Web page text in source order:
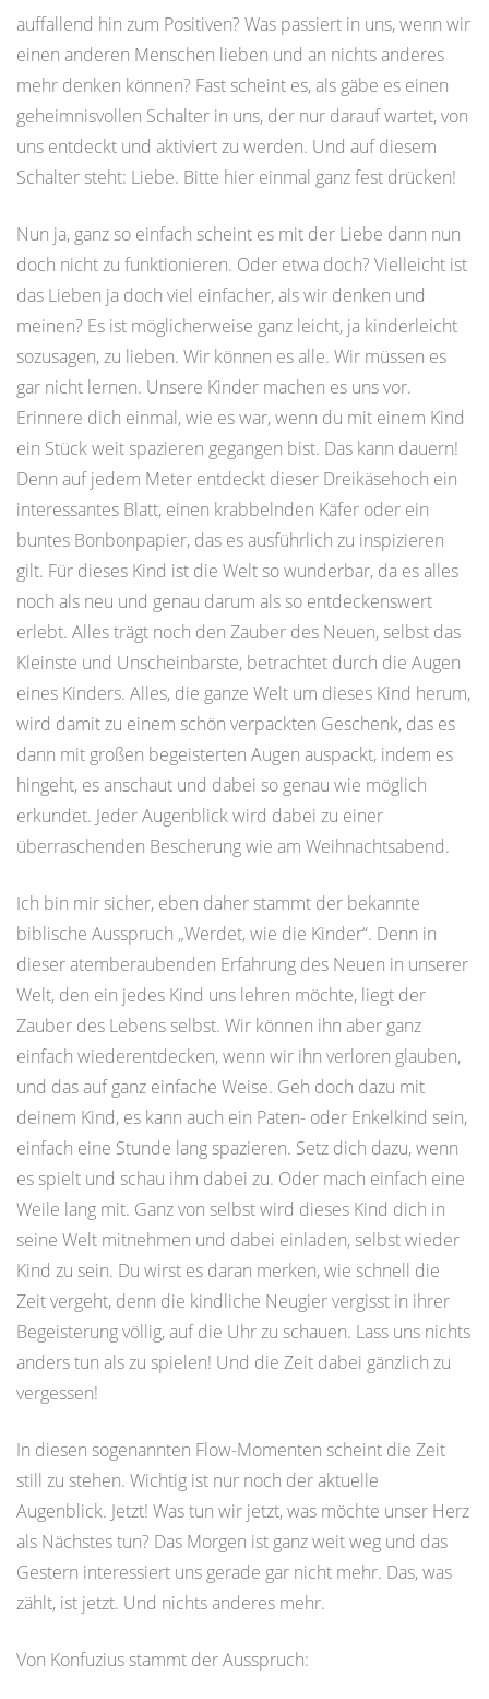
auffallend hin zum Positiven? Was passiert in uns, wenn wir
einen anderen Menschen lieben und an nichts anderes
mehr denken können? Fast scheint es, als gäbe es einen
geheimnisvollen Schalter in uns, der nur darauf wartet, von
uns entdeckt und aktiviert zu werden. Und auf diesem
Schalter steht: Liebe. Bitte hier einmal ganz fest drücken!
Nun ja, ganz so einfach scheint es mit der Liebe dann nun
doch nicht zu funktionieren. Oder etwa doch? Vielleicht ist
das Lieben ja doch viel einfacher, als wir denken und
meinen? Es ist möglicherweise ganz leicht, ja kinderleicht
sozusagen, zu lieben. Wir können es alle. Wir müssen es
gar nicht lernen. Unsere Kinder machen es uns vor.
Erinnere dich einmal, wie es war, wenn du mit einem Kind
ein Stück weit spazieren gegangen bist. Das kann dauern!
Denn auf jedem Meter entdeckt dieser Dreikäsehoch ein
interessantes Blatt, einen krabbelnden Käfer oder ein
buntes Bonbonpapier, das es ausführlich zu inspizieren
gilt. Für dieses Kind ist die Welt so wunderbar, da es alles
noch als neu und genau darum als so entdeckenswert
erlebt. Alles trägt noch den Zauber des Neuen, selbst das
Kleinste und Unscheinbarste, betrachtet durch die Augen
eines Kinders. Alles, die ganze Welt um dieses Kind herum,
wird damit zu einem schön verpackten Geschenk, das es
dann mit großen begeisterten Augen auspackt, indem es
hingeht, es anschaut und dabei so genau wie möglich
erkundet. Jeder Augenblick wird dabei zu einer
überraschenden Bescherung wie am Weihnachtsabend.
Ich bin mir sicher, eben daher stammt der bekannte
biblische Ausspruch „Werdet, wie die Kinder“. Denn in
dieser atemberaubenden Erfahrung des Neuen in unserer
Welt, den ein jedes Kind uns lehren möchte, liegt der
Zauber des Lebens selbst. Wir können ihn aber ganz
einfach wiederentdecken, wenn wir ihn verloren glauben,
und das auf ganz einfache Weise. Geh doch dazu mit
deinem Kind, es kann auch ein Paten- oder Enkelkind sein,
einfach eine Stunde lang spazieren. Setz dich dazu, wenn
es spielt und schau ihm dabei zu. Oder mach einfach eine
Weile lang mit. Ganz von selbst wird dieses Kind dich in
seine Welt mitnehmen und dabei einladen, selbst wieder
Kind zu sein. Du wirst es daran merken, wie schnell die
Zeit vergeht, denn die kindliche Neugier vergisst in ihrer
Begeisterung völlig, auf die Uhr zu schauen. Lass uns nichts
anders tun als zu spielen! Und die Zeit dabei gänzlich zu
vergessen!
In diesen sogenannten Flow-Momenten scheint die Zeit
still zu stehen. Wichtig ist nur noch der aktuelle
Augenblick. Jetzt! Was tun wir jetzt, was möchte unser Herz
als Nächstes tun? Das Morgen ist ganz weit weg und das
Gestern interessiert uns gerade gar nicht mehr. Das, was
zählt, ist jetzt. Und nichts anderes mehr.
Von Konfuzius stammt der Ausspruch: